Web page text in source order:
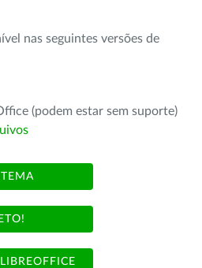
nas seguintes versões de
(podem estar sem suporte)